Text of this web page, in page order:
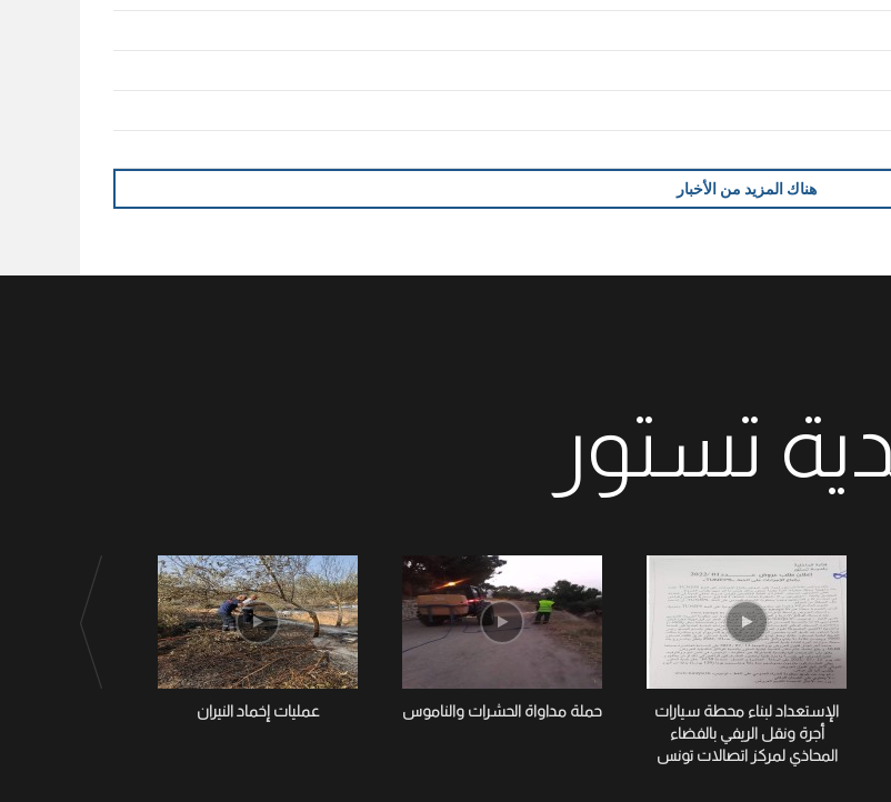
هناك المزيد من الأخبار
تستور
الإستعداد لبناء محطة سيارات
أجرة ونقل الريفي بالفضاء
المحاذي لمركز اتصالات تونس
حملة مداواة الحشرات والناموس عمليات إخماد النيران